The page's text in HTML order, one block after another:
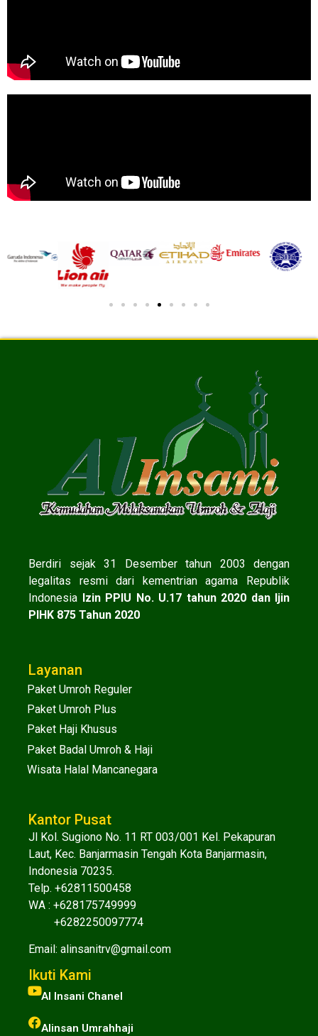
Berdiri sejak 31 Desember tahun 2003 dengan
legalitas resmi dari kementrian agama Republik
Indonesia
Izin PPIU No. U.17 tahun 2020 dan Ijin
PIHK 875 Tahun 2020
Layanan
Paket Umroh Reguler
Paket Umroh Plus
Paket Haji Khusus
Paket Badal Umroh & Haji
Wisata Halal Mancanegara
Kantor Pusat
Jl Kol. Sugiono No. 11 RT 003/001 Kel. Pekapuran
Laut, Kec. Banjarmasin Tengah Kota Banjarmasin,
Indonesia 70235.
Telp. +62811500458
WA : +628175749999
+6282250097774
Email: alinsanitrv@gmail.com
Ikuti Kami
Al Insani Chanel
Alinsan Umrahhaji